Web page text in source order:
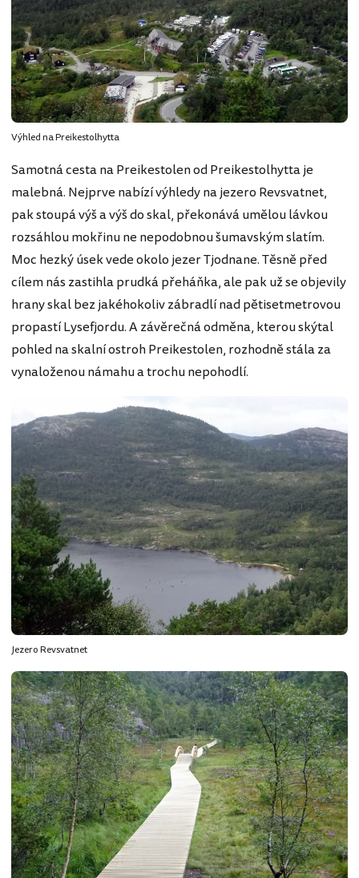
Výhled na Preikestolhytta
Samotná cesta na Preikestolen od Preikestolhytta je
malebná. Nejprve nabízí výhledy na jezero Revsvatnet,
pak stoupá výš a výš do skal, překonává umělou lávkou
rozsáhlou mokřinu ne nepodobnou šumavským slatím.
Moc hezký úsek vede okolo jezer Tjodnane. Těsně před
cílem nás zastihla prudká přeháňka, ale pak už se objevily
hrany skal bez jakéhokoliv zábradlí nad pětisetmetrovou
propastí Lysefjordu. A závěrečná odměna, kterou skýtal
pohled na skalní ostroh Preikestolen, rozhodně stála za
vynaloženou námahu a trochu nepohodlí.
Jezero Revsvatnet